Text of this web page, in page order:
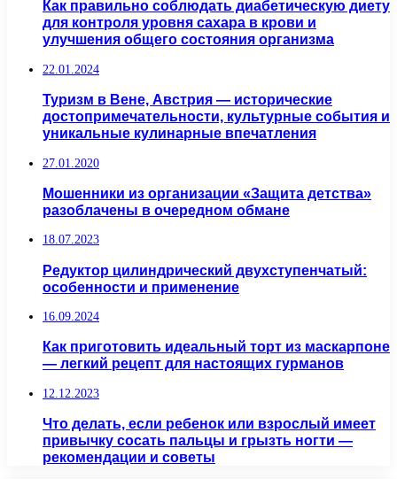
Как правильно соблюдать диабетическую диету
для контроля уровня сахара в крови и
улучшения общего состояния организма
22.01.2024
Туризм в Вене, Австрия — исторические
достопримечательности, культурные события и
уникальные кулинарные впечатления
27.01.2020
Мошенники из организации «Защита детства»
разоблачены в очередном обмане
18.07.2023
Редуктор цилиндрический двухступенчатый:
особенности и применение
16.09.2024
Как приготовить идеальный торт из маскарпоне
— легкий рецепт для настоящих гурманов
12.12.2023
Что делать, если ребенок или взрослый имеет
привычку сосать пальцы и грызть ногти —
рекомендации и советы